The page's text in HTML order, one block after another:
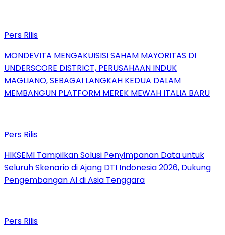
Pers Rilis
MONDEVITA MENGAKUISISI SAHAM MAYORITAS DI
UNDERSCORE DISTRICT, PERUSAHAAN INDUK
MAGLIANO, SEBAGAI LANGKAH KEDUA DALAM
MEMBANGUN PLATFORM MEREK MEWAH ITALIA BARU
Pers Rilis
HIKSEMI Tampilkan Solusi Penyimpanan Data untuk
Seluruh Skenario di Ajang DTI Indonesia 2026, Dukung
Pengembangan AI di Asia Tenggara
Pers Rilis